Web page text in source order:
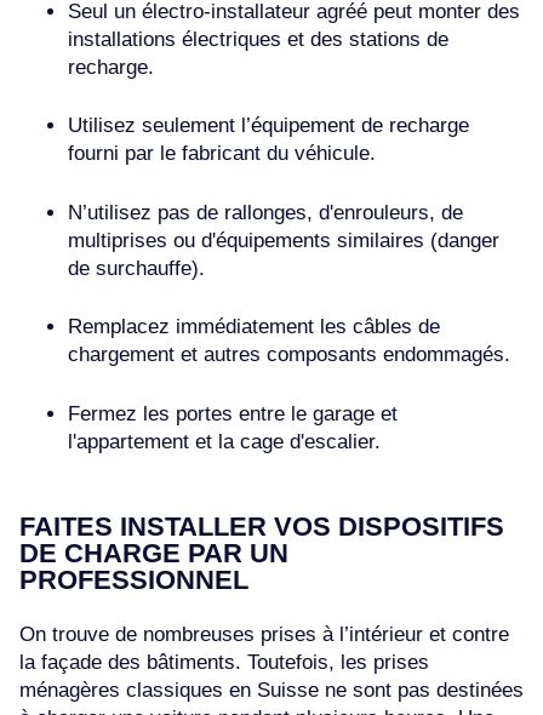
Seul un électro-installateur agréé peut monter des
installations électriques et des stations de
recharge.
Utilisez seulement l’équipement de recharge
fourni par le fabricant du véhicule.
N’utilisez pas de rallonges, d'enrouleurs, de
multiprises ou d'équipements similaires (danger
de surchauffe).
Remplacez immédiatement les câbles de
chargement et autres composants endommagés.
Fermez les portes entre le garage et
l'appartement et la cage d'escalier.
FAITES INSTALLER VOS DISPOSITIFS
DE CHARGE PAR UN
PROFESSIONNEL
On trouve de nombreuses prises à l’intérieur et contre
la façade des bâtiments. Toutefois, les prises
ménagères classiques en Suisse ne sont pas destinées